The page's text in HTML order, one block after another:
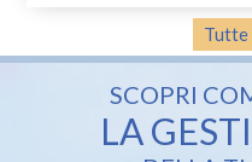
Tutte
SCOPRI
LA